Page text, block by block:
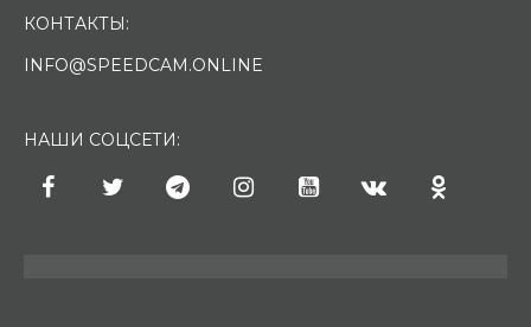
КОНТАКТЫ:
INFO@SPEEDCAM.ONLINE
НАШИ СОЦСЕТИ: